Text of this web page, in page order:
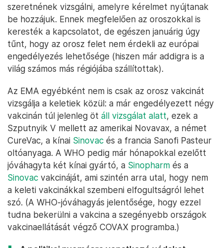
szeretnének vizsgálni, amelyre kérelmet nyújtanak
be hozzájuk. Ennek megfelelően az oroszokkal is
keresték a kapcsolatot, de egészen januárig úgy
tűnt, hogy az orosz felet nem érdekli az európai
engedélyezés lehetősége (hiszen már addigra is a
világ számos más régiójába szállítottak).
Az EMA egyébként nem is csak az orosz vakcinát
vizsgálja a keletiek közül: a már engedélyezett négy
vakcinán túl jelenleg öt áll vizsgálat alatt, ezek a
Szputnyik V mellett az amerikai Novavax, a német
CureVac, a kínai Sinovac és a francia Sanofi Pasteur
oltóanyaga. A WHO pedig már hónapokkal ezelőtt
jóváhagyta két kínai gyártó, a Sinopharm és a
Sinovac vakcináját, ami szintén arra utal, hogy nem
a keleti vakcinákkal szembeni elfogultságról lehet
szó. (A WHO-jóváhagyás jelentősége, hogy ezzel
tudna bekerülni a vakcina a szegényebb országok
vakcinaellátását végző COVAX programba.)